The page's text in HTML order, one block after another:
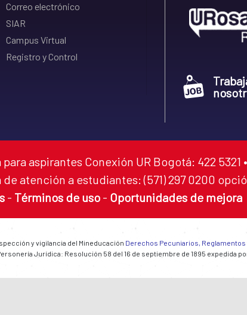
Correo electrónico
SIAR
Campus Virtual
Registro y Control
aspirantes Conexión UR Bogotá: 422 5321
de atención a estudiantes: (571) 297 0200
- Términos de uso - Oportunidades de mejora
y vigilancia del Mineducación Derechos Pecuniarios,
Jurídica: Resolución 58 del 16 de septiembre de 1895 expedida